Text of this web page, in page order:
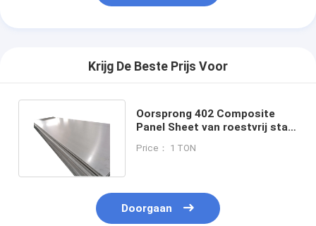
Krijg De Beste Prijs Voor
Oorsprong 402 Composite
Panel Sheet van roestvrij staal
Price： 1 TON
Doorgaan